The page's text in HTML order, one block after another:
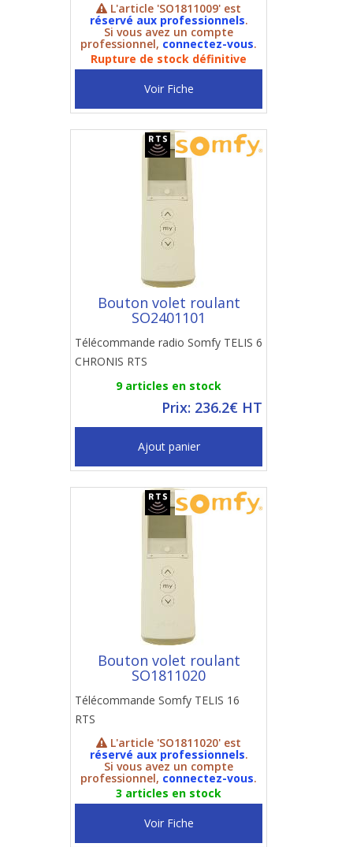
L'article 'SO1811009' est
réservé aux professionnels.
Si vous avez un compte
professionnel, connectez-vous.
Rupture de stock définitive
Voir Fiche
Bouton volet roulant
SO2401101
Télécommande radio Somfy TELIS 6
CHRONIS RTS
9 articles en stock
Prix: 236.2€ HT
Ajout panier
Bouton volet roulant
SO1811020
Télécommande Somfy TELIS 16
RTS
L'article 'SO1811020' est
réservé aux professionnels.
Si vous avez un compte
professionnel, connectez-vous.
3 articles en stock
Voir Fiche